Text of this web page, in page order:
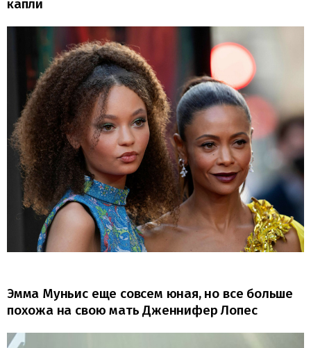
капли
Эмма Муньис еще совсем юная, но все больше
похожа на свою мать Дженнифер Лопес